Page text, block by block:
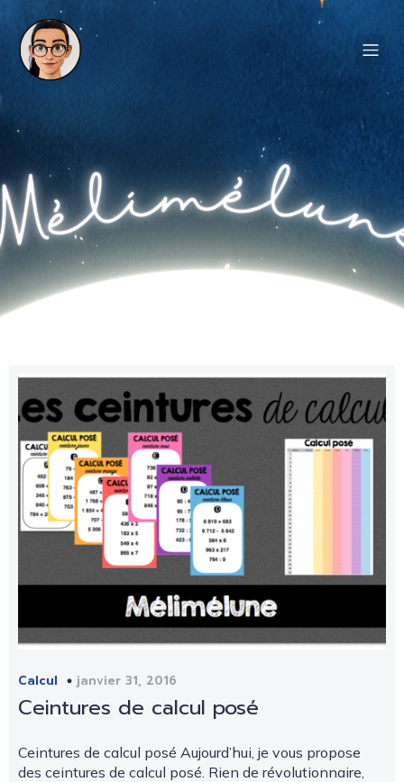
Calcul janvier 31, 2016
Ceintures de calcul posé
Ceintures de calcul posé Aujourd’hui, je vous propose
des ceintures de calcul posé. Rien de révolutionnaire,